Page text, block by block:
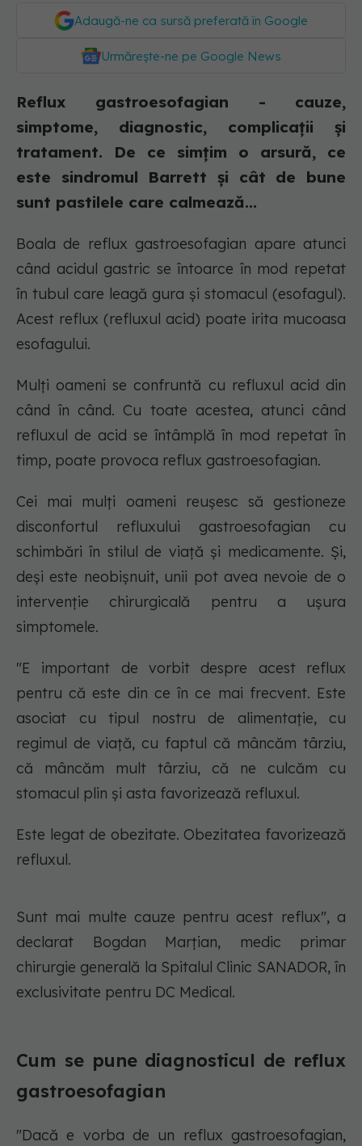
Adaugă-ne ca sursă preferată în Google
Urmărește-ne pe Google News
Reflux gastroesofagian - cauze,
simptome, diagnostic, complicații și
tratament. De ce simțim o arsură, ce
este sindromul Barrett și cât de bune
sunt pastilele care calmează...
Boala de reflux gastroesofagian apare atunci
când acidul gastric se întoarce în mod repetat
în tubul care leagă gura și stomacul (esofagul).
Acest reflux (refluxul acid) poate irita mucoasa
esofagului.
Mulți oameni se confruntă cu refluxul acid din
când în când. Cu toate acestea, atunci când
refluxul de acid se întâmplă în mod repetat în
timp, poate provoca reflux gastroesofagian.
Cei mai mulți oameni reușesc să gestioneze
disconfortul refluxului gastroesofagian cu
schimbări în stilul de viață și medicamente. Și,
deși este neobișnuit, unii pot avea nevoie de o
intervenție chirurgicală pentru a ușura
simptomele.
"E important de vorbit despre acest reflux
pentru că este din ce în ce mai frecvent. Este
asociat cu tipul nostru de alimentație, cu
regimul de viață, cu faptul că mâncăm târziu,
că mâncăm mult târziu, că ne culcăm cu
stomacul plin și asta favorizează refluxul.
Este legat de obezitate. Obezitatea favorizează
refluxul.
Sunt mai multe cauze pentru acest reflux", a
declarat Bogdan Marțian, medic primar
chirurgie generală la Spitalul Clinic SANADOR, în
exclusivitate pentru DC Medical.
Cum se pune diagnosticul de reflux
gastroesofagian
"Dacă e vorba de un reflux gastroesofagian,